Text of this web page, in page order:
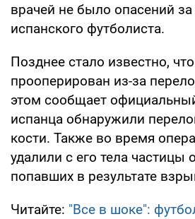
врачей не было опасений
испанского футболиста.
Позднее стало известно,
прооперирован из-за
этом сообщает
испанца обнаружили
кости. Также во время
удалили с его тела частицы
попавших в результате
Читайте: "Все в шоке":